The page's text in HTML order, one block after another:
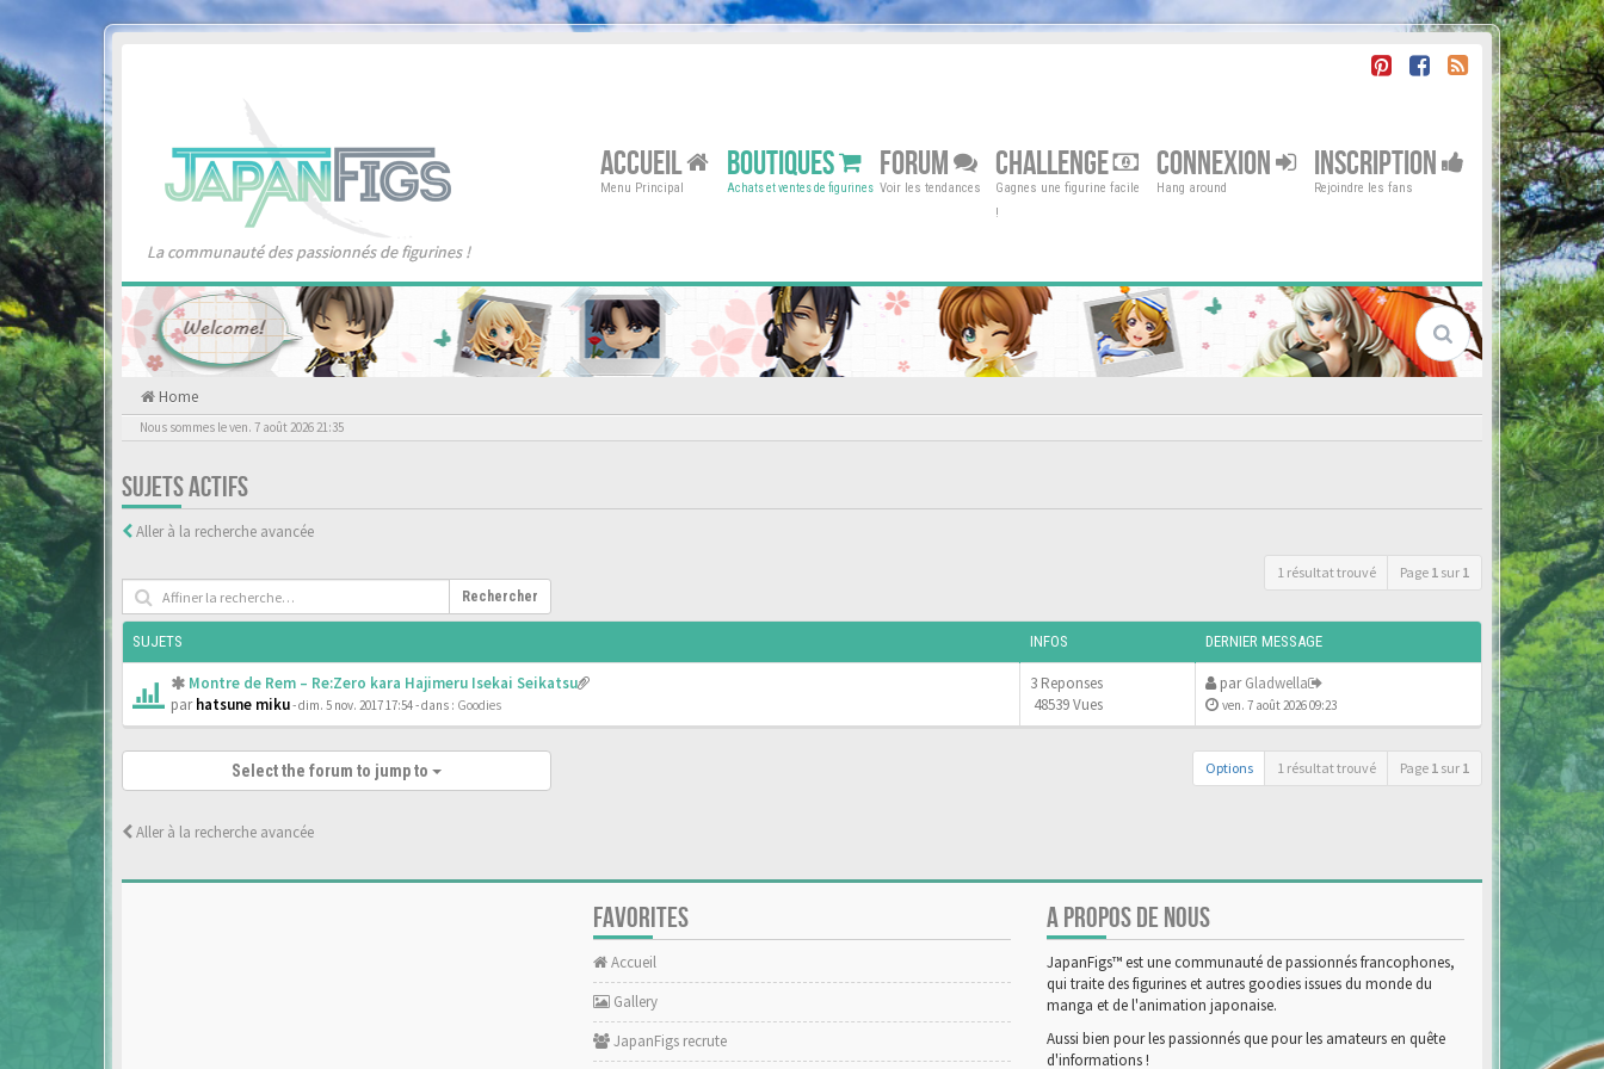
La communauté des passionnés de figurines !
ACCUEIL
Menu Principal
BOUTIQUES
Achats et ventes de figurines
FORUM
Voir les tendances
CHALLENGE
Gagnes une figurine facile
!
CONNEXION
Hang around
INSCRIPTION
Rejoindre les fans
Home
Nous sommes le ven. 7 août 2026 21:35
SUJETS ACTIFS
Aller à la recherche avancée
Rechercher
1 résultat trouvé Page 1 sur 1
SUJETS INFOS DERNIER MESSAGE
Montre de Rem – Re:Zero kara Hajimeru Isekai Seikatsu
parhatsune miku- dim. 5 nov. 2017 17:54- dans : Goodies
3 Reponses
48539 Vues
parGladwella
ven. 7 août 2026 09:23
Options 1 résultat trouvé Page 1 sur 1
Select the forum to jump to
Aller à la recherche avancée
FAVORITES
Accueil
Gallery
JapanFigs recrute
A PROPOS DE NOUS
JapanFigs™ est une communauté de passionnés francophones,
qui traite des figurines et autres goodies issues du monde du
manga et de l'animation japonaise.
Aussi bien pour les passionnés que pour les amateurs en quête
d'informations !